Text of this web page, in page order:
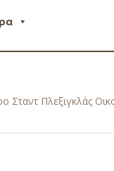
Πλεξιγκλάς